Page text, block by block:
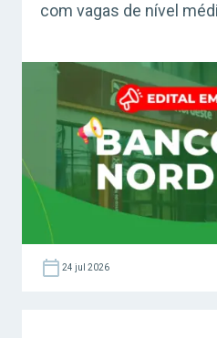
com vagas de nível
24 jul 2026